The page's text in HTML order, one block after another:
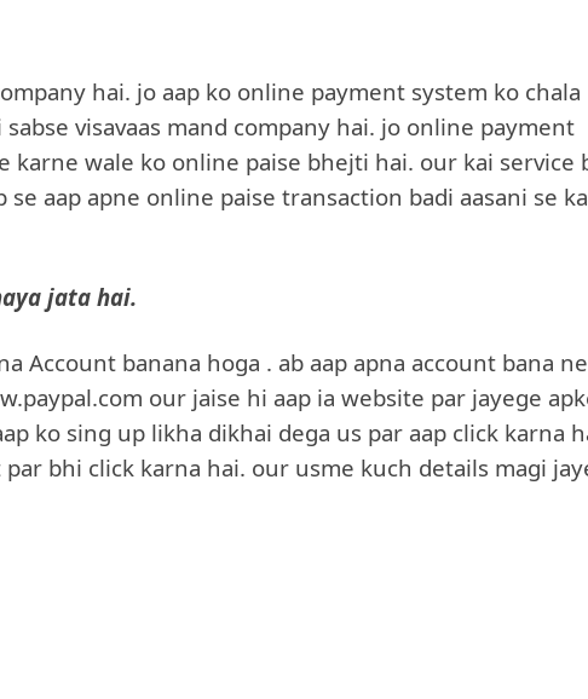
hai. jo aap ko online payment system ko chala
visavaas mand company hai. jo online payment
karne wale ko online paise bhejti hai. our kai service
aap apne online paise transaction badi aasani se
jata hai.
Account banana hoga . ab aap apna account bana
our jaise hi aap ia website par jayege
ko sing up likha dikhai dega us par aap click karna
bhi click karna hai. our usme kuch details magi